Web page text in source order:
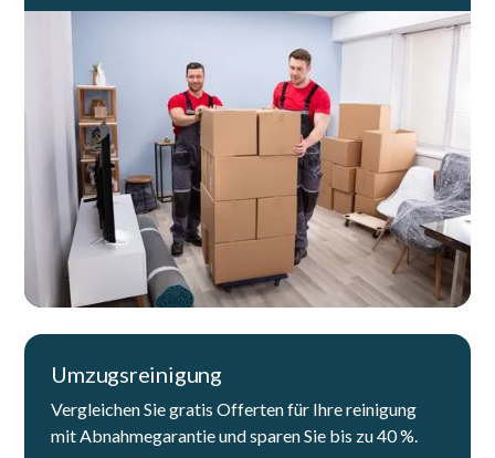
Umzugsreinigung
Vergleichen Sie gratis Offerten für Ihre reinigung
mit Abnahmegarantie und sparen Sie bis zu 40 %.